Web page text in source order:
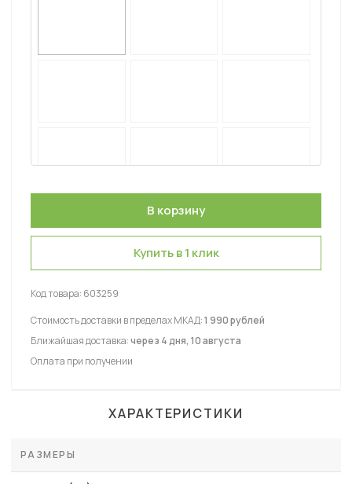
Купить в 1 клик
Код товара: 603259
Стоимость доставки в пределах МКАД:1 990 рублей
Ближайшая доставка:через 4 дня, 10 августа
Оплата при получении
ХАРАКТЕРИСТИКИ
РАЗМЕРЫ